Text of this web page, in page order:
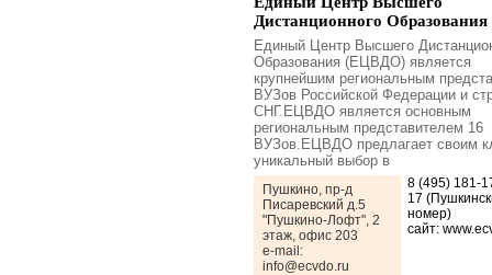
Дистанционного Образования
Единый Центр Высшего
Образования (ЕЦВДО) является
крупнейшим региональным
ВУЗов Российской Федерации и
СНГ.ЕЦВДО является основным
региональным представителем 16
ВУЗов.ЕЦВДО предлагает своим
уникальный выбор в
Пушкино, пр-д
Писаревский д.5
"Пушкино-Лофт", 2
этаж, офис 203
e-mail:
info@ecvdo.ru
8 (495) 181-
17
номер)
сайт: